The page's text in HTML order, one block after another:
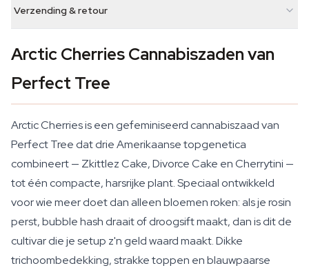
Verzending & retour
Arctic Cherries Cannabiszaden van
Perfect Tree
Arctic Cherries is een gefeminiseerd cannabiszaad van
Perfect Tree dat drie Amerikaanse topgenetica
combineert — Zkittlez Cake, Divorce Cake en Cherrytini —
tot één compacte, harsrijke plant. Speciaal ontwikkeld
voor wie meer doet dan alleen bloemen roken: als je rosin
perst, bubble hash draait of droogsift maakt, dan is dit de
cultivar die je setup z'n geld waard maakt. Dikke
trichoombedekking, strakke toppen en blauwpaarse